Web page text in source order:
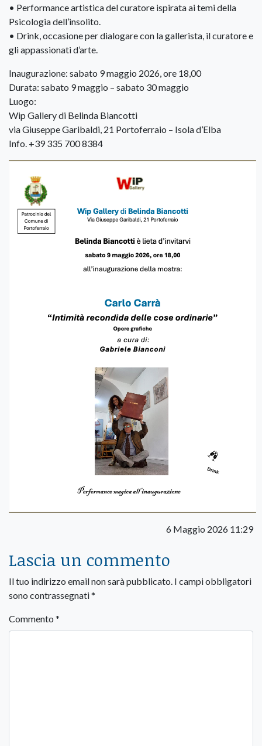
• Performance artistica del curatore ispirata ai temi della
Psicologia dell’insolito.
• Drink, occasione per dialogare con la gallerista, il curatore e
gli appassionati d’arte.
Inaugurazione: sabato 9 maggio 2026, ore 18,00
Durata: sabato 9 maggio – sabato 30 maggio
Luogo:
Wip Gallery di Belinda Biancotti
via Giuseppe Garibaldi, 21 Portoferraio – Isola d’Elba
Info. +39 335 700 8384
6 Maggio 2026 11:29
Lascia un commento
Il tuo indirizzo email non sarà pubblicato. I campi obbligatori
sono contrassegnati*
Commento *